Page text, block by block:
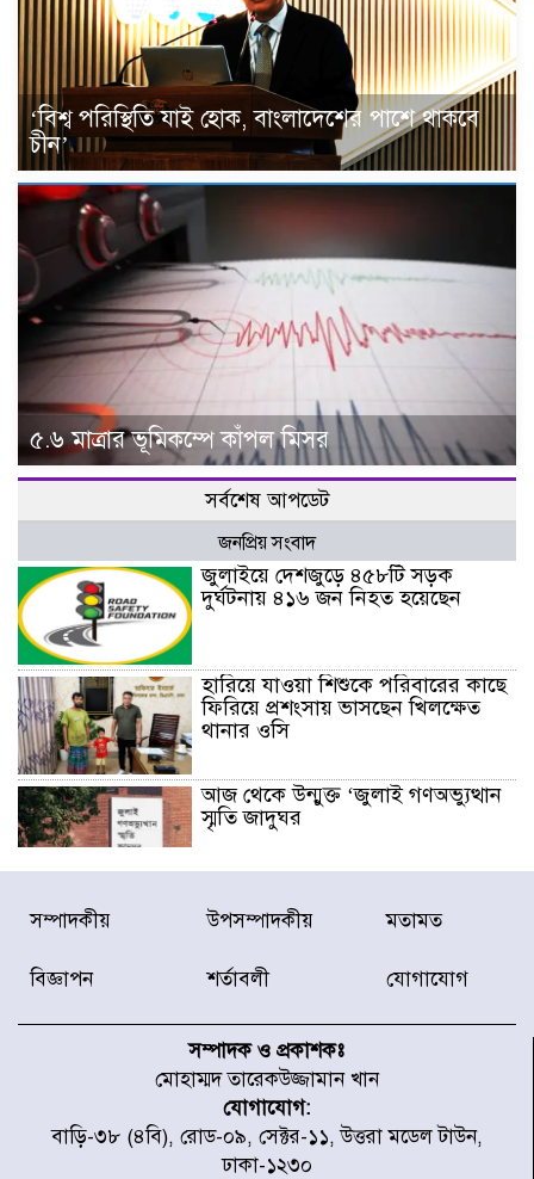
‘বিশ্ব পরিস্থিতি যাই হোক, বাংলাদেশের পাশে থাকবে
চীন’
৫.৬ মাত্রার ভূমিকম্পে কাঁপল মিসর
সর্বশেষ আপডেট
জনপ্রিয় সংবাদ
জুলাইয়ে দেশজুড়ে ৪৫৮টি সড়ক
দুর্ঘটনায় ৪১৬ জন নিহত হয়েছেন
হারিয়ে যাওয়া শিশুকে পরিবারের কাছে
ফিরিয়ে প্রশংসায় ভাসছেন খিলক্ষেত
থানার ওসি
আজ থেকে উন্মুক্ত ‘জুলাই গণঅভ্যুত্থান
স্মৃতি জাদুঘর
রাজধানীর উত্তরা আঞ্চলিক পাসপোর্ট
অফিসের সামনে দালাল চক্রের ১৩ জন
করেছে র‌্যাব-১
চূড়ান্ত পর্যায়ে : ইরান
প্রত্যেক অপরাধীর বিচার এ দেশেই
হবে, সে যত শক্তিশালীই হোক না কেন,
চট্টগ্রামে জুলাই গণঅভ্যুত্থান দিবসে
সম্পাদকীয় উপসম্পাদকীয় মতামত
বিজ্ঞাপন শর্তাবলী যোগাযোগ
সম্পাদক ও প্রকাশকঃ
মোহাম্মদ তারেকউজ্জামান খান
যোগাযোগ:
বাড়ি-৩৮ (৪বি), রোড-০৯, সেক্টর-১১, উত্তরা মডেল টাউন,
ঢাকা-১২৩০